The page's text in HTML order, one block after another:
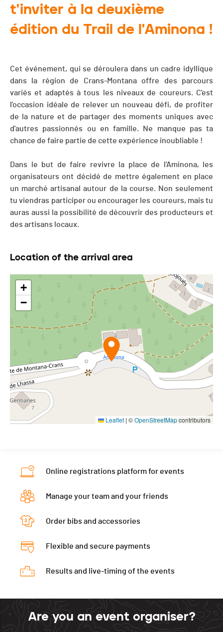
t'inviter à la deuxième
édition du Trail de l'Aminona !
Cet événement, qui se déroulera dans un cadre idyllique
dans la région de Crans-Montana offre des parcours
variés et adaptés à tous les niveaux de coureurs. C'est
l'occasion idéale de relever un nouveau défi, de profiter
de la nature et de partager des moments uniques avec
d'autres passionnés ou en famille. Ne manque pas ta
chance de faire partie de cette expérience inoubliable !
Dans le but de faire revivre la place de l'Aminona, les
organisateurs ont décidé de mettre également en place
un marché artisanal autour de la course. Non seulement
tu viendras participer ou encourager les coureurs, mais tu
auras aussi la possibilité de découvrir des producteurs et
des artisans locaux.
Location of the arrival area
+
−
Leaflet | ©OpenStreetMapcontributors
Online registrations platform for events
Manage your team and your friends
Order bibs and accessories
Flexible and secure payments
Results and live-timing of the events
Are you an event organiser?